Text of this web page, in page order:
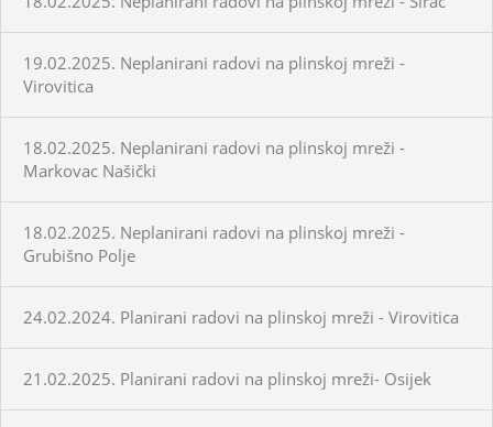
19.02.2025. Neplanirani radovi na plinskoj mreži -
Virovitica
18.02.2025. Neplanirani radovi na plinskoj mreži -
Markovac Našički
18.02.2025. Neplanirani radovi na plinskoj mreži -
Grubišno Polje
24.02.2024. Planirani radovi na plinskoj mreži - Virovitica
21.02.2025. Planirani radovi na plinskoj mreži- Osijek